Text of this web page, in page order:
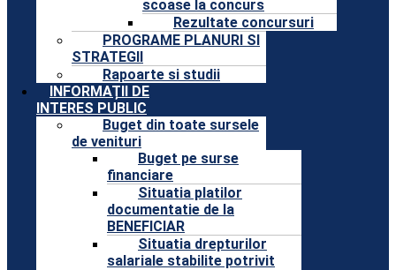
scoase la concurs
Rezultate concursuri
PROGRAME PLANURI SI
STRATEGII
Rapoarte si studii
INFORMAȚII DE
INTERES PUBLIC
Buget din toate sursele
de venituri
Buget pe surse
financiare
Situatia platilor
documentatie de la
BENEFICIAR
Situatia drepturilor
salariale stabilite potrivit